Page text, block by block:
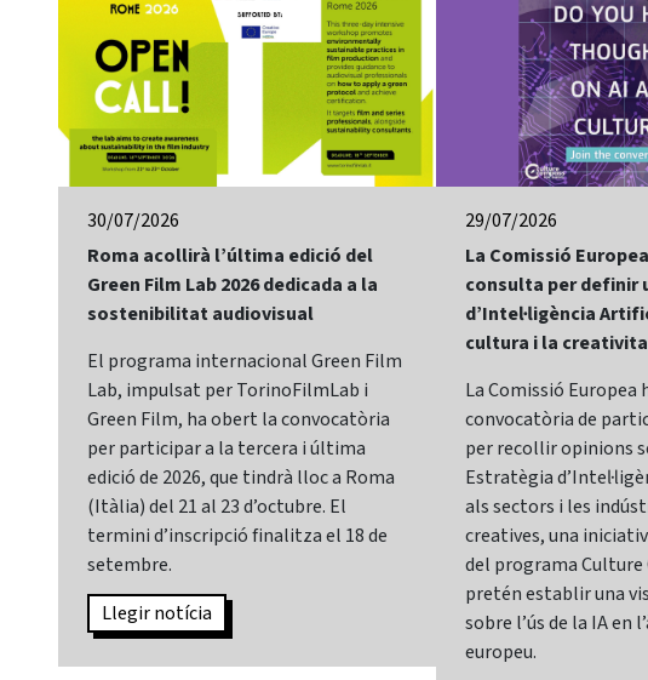
30/07/2026
Roma acollirà l’última edició del
Green Film Lab 2026 dedicada a la
sostenibilitat audiovisual
El programa internacional Green Film
Lab, impulsat per TorinoFilmLab i
Green Film, ha obert la convocatòria
per participar a la tercera i última
edició de 2026, que tindrà lloc a Roma
(Itàlia) del 21 al 23 d’octubre. El
termini d’inscripció finalitza el 18 de
setembre.
Llegir notícia
29/07/2026
La Comissió
consulta per definir
d’Intel·ligència
cultura i la
La Comissió Europea
convocatòria de
per recollir opinions
Estratègia
als sectors i les
creatives, una
del programa Culture
pretén establir una
sobre l’ús de la IA en
europeu.